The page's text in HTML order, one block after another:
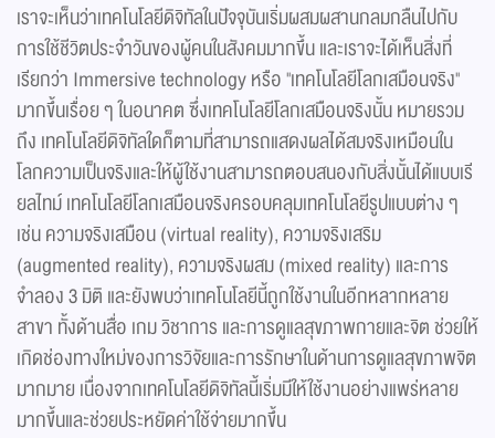
เราจะเห็นว่าเทคโนโลยีดิจิทัลในปัจจุบันเริ่มผสมผสานกลมกลืนไปกับ
การใช้ชีวิตประจำวันของผู้คนในสังคมมากขึ้น และเราจะได้เห็นสิ่งที่
เรียกว่า Immersive technology หรือ "เทคโนโลยีโลกเสมือนจริง"
มากขึ้นเรื่อย ๆ ในอนาคต ซึ่งเทคโนโลยีโลกเสมือนจริงนั้น หมายรวม
ถึง เทคโนโลยีดิจิทัลใดก็ตามที่สามารถแสดงผลได้สมจริงเหมือนใน
โลกความเป็นจริงและให้ผู้ใช้งานสามารถตอบสนองกับสิ่งนั้นได้แบบเรี
ยลไทม์ เทคโนโลยีโลกเสมือนจริงครอบคลุมเทคโนโลยีรูปแบบต่าง ๆ
เช่น ความจริงเสมือน (virtual reality), ความจริงเสริม
(augmented reality), ความจริงผสม (mixed reality) และการ
จำลอง 3 มิติ และยังพบว่าเทคโนโลยีนี้ถูกใช้งานในอีกหลากหลาย
สาขา ทั้งด้านสื่อ เกม วิชาการ และการดูแลสุขภาพกายและจิต ช่วยให้
เกิดช่องทางใหม่ของการวิจัยและการรักษาในด้านการดูแลสุขภาพจิต
มากมาย เนื่องจากเทคโนโลยีดิจิทัลนี้เริ่มมีให้ใช้งานอย่างแพร่หลาย
มากขึ้นและช่วยประหยัดค่าใช้จ่ายมากขึ้น